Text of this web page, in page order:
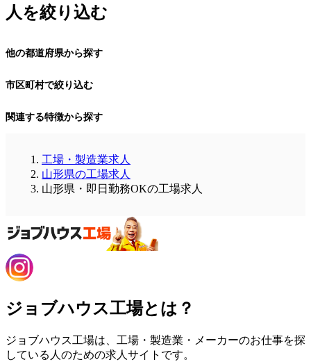
人を絞り込む
他の都道府県から探す
市区町村で絞り込む
関連する特徴から探す
工場・製造業求人
山形県の工場求人
山形県・即日勤務OKの工場求人
ジョブハウス工場とは？
ジョブハウス工場は、工場・製造業・メーカーのお仕事を探
している人のための求人サイトです。